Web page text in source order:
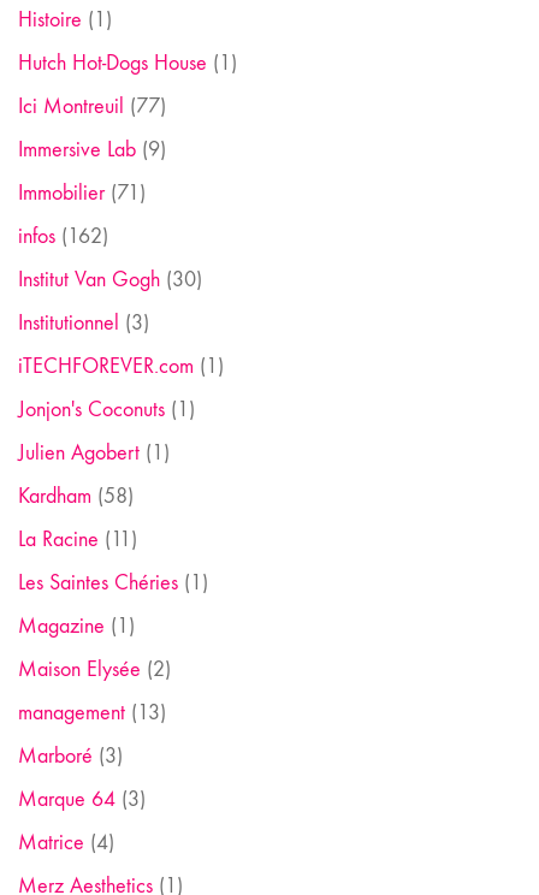
Histoire (1)
Hutch Hot-Dogs House (1)
Ici Montreuil (77)
Immersive Lab (9)
Immobilier(71)
infos (162)
Institut Van Gogh (30)
Institutionnel (3)
iTECHFOREVER.com (1)
Jonjon's Coconuts (1)
Julien Agobert (1)
Kardham (58)
La Racine (11)
Les Saintes Chéries (1)
Magazine (1)
Maison Elysée (2)
management (13)
Marboré (3)
Marque 64 (3)
Matrice (4)
Merz Aesthetics (1)